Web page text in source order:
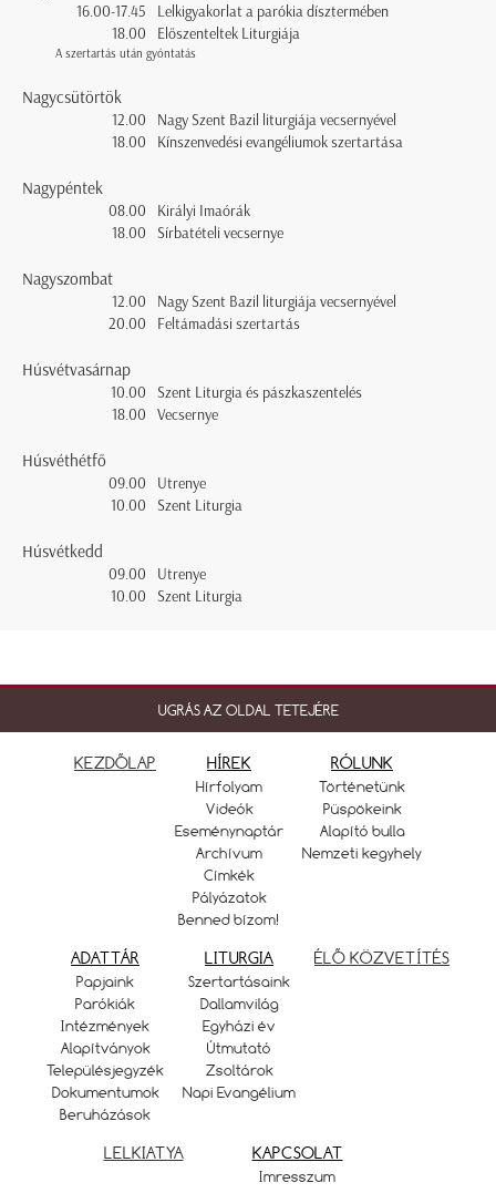
16.00-17.45
Lelkigyakorlat a parókia dísztermében
18.00
Előszenteltek Liturgiája
A szertartás után gyóntatás
Nagycsütörtök
12.00
Nagy Szent Bazil liturgiája vecsernyével
18.00
Kínszenvedési evangéliumok szertartása
Nagypéntek
08.00
Királyi Imaórák
18.00
Sírbatételi vecsernye
Nagyszombat
12.00
Nagy Szent Bazil liturgiája vecsernyével
20.00
Feltámadási szertartás
Húsvétvasárnap
10.00
Szent Liturgia és pászkaszentelés
18.00
Vecsernye
Húsvéthétfő
09.00
Utrenye
10.00
Szent Liturgia
Húsvétkedd
09.00
Utrenye
10.00
Szent Liturgia
UGRÁS AZ OLDAL TETEJÉRE
KEZDŐLAP HÍREK
Hírfolyam
Videók
Eseménynaptár
Archívum
Címkék
Pályázatok
Benned bízom!
RÓLUNK
Történetünk
Püspökeink
Alapító bulla
Nemzeti kegyhely
ADATTÁR
Papjaink
Parókiák
Intézmények
Alapítványok
Településjegyzék
Dokumentumok
Beruházások
LITURGIA
Szertartásaink
Dallamvilág
Egyházi év
Útmutató
Zsoltárok
Napi Evangélium
ÉLŐ KÖZVETÍTÉS
LELKIATYA KAPCSOLAT
Imresszum